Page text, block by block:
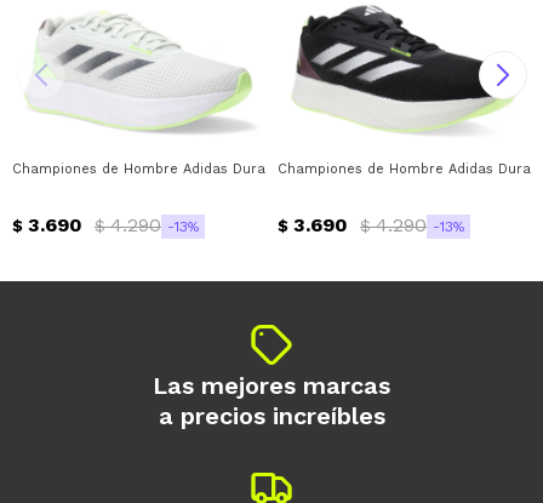
Championes de Hombre Adidas Duramo SL Adidas - Gris - Negro - Verde
$ 3.690 $ 4.290 13
Championes de Hombre Adidas
$ 3.690 $ 4.290 13
Las mejores marcas
a precios increíbles